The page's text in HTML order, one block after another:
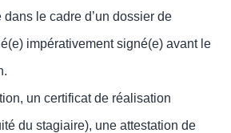
le cadre d’un dossier de
impérativement signé(e) avant le
un certificat de réalisation
du stagiaire), une attestation de